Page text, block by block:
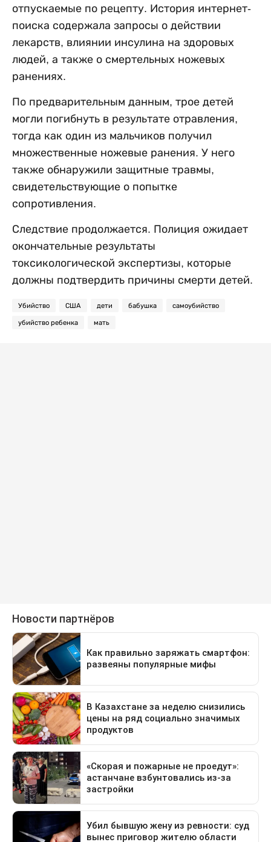
отпускаемые по рецепту. История интернет-
поиска содержала запросы о действии
лекарств, влиянии инсулина на здоровых
людей, а также о смертельных ножевых
ранениях.
По предварительным данным, трое детей
могли погибнуть в результате отравления,
тогда как один из мальчиков получил
множественные ножевые ранения. У него
также обнаружили защитные травмы,
свидетельствующие о попытке
сопротивления.
Следствие продолжается. Полиция ожидает
окончательные результаты
токсикологической экспертизы, которые
должны подтвердить причины смерти детей.
Убийство США дети бабушка самоубийство
убийство ребенка мать